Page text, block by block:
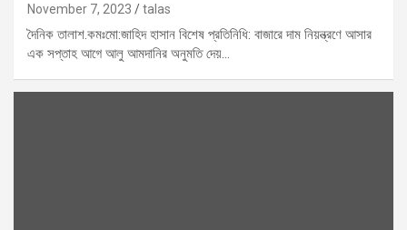
November 7, 2023 talas
দৈনিক তালাশ.কমঃমো:জাহিদ হাসান বিশেষ প্রতিনিধি: বাজারে দাম নিয়ন্ত্রণে আসার
এক সপ্তাহ আগে আলু আমদানির অনুমতি দেয়…